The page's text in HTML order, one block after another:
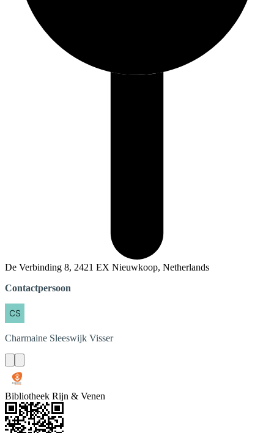
De Verbinding 8, 2421 EX Nieuwkoop, Netherlands
Contactpersoon
Charmaine Sleeswijk Visser
Bibliotheek Rijn & Venen